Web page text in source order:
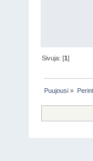
Sivuja: [1]
Puujousi »